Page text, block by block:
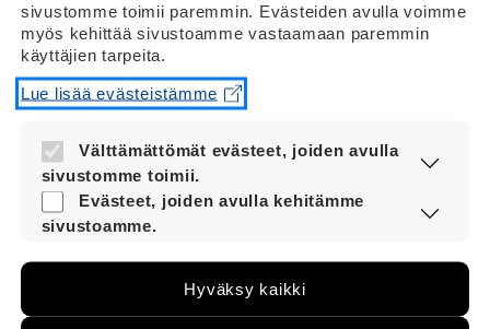
Moi
Mo on lyhenne sanasta moi. Kumpaakin
tervehdystä voi käyttää.
Siirry Vernerin yleispuolelle
sivustomme toimii paremmin. Evästeiden avulla voimme
myös kehittää sivustoamme vastaamaan paremmin
käyttäjien tarpeita.
Lue lisää evästeistämme
Välttämättömät evästeet, joiden avulla
sivustomme toimii.
Nämä evästeet ovat aina käytössä, jotta
sivustoamme voi käyttää sujuvasti ja
Evästeet, joiden avulla kehitämme
sivustoamme.
voimme kehittää sivustoamme vastaamaan
paremmin käyttäjien tarpeita. Tietoa kerätään
Hyväksy kaikki